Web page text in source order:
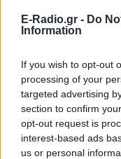
E-Radio.gr - Do
Information
If you wish to opt-out
processing of your
targeted advertising
section to confirm
opt-out request is
interest-based ads
us or personal